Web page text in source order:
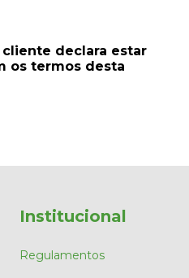
declara estar
os termos desta
Institucional
Regulamentos